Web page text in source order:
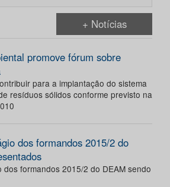
+ Notícias
promove fórum sobre
para a implantação do sistema
resíduos sólidos conforme previsto na
dos formandos 2015/2 do
dos formandos 2015/2 do DEAM sendo